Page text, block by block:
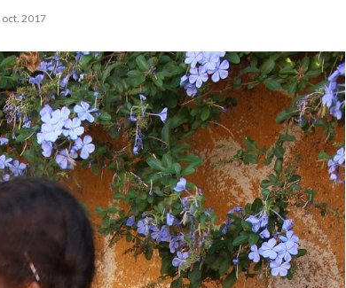
oct. 2017